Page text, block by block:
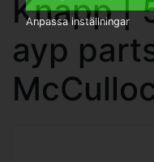
Knapp |
ayp
Anpassa inställningar